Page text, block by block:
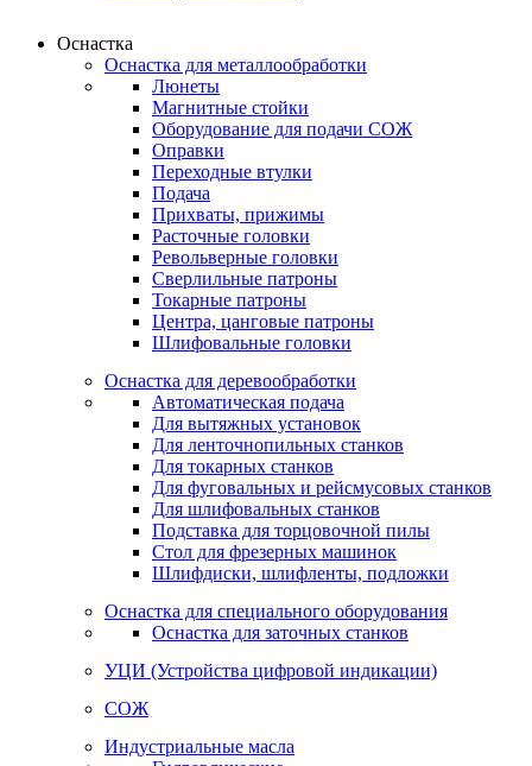
Оснастка
Оснастка для металлообработки
Люнеты
Магнитные стойки
Оборудование для подачи СОЖ
Оправки
Переходные втулки
Подача
Прихваты, прижимы
Расточные головки
Револьверные головки
Сверлильные патроны
Токарные патроны
Центра, цанговые патроны
Шлифовальные головки
Оснастка для деревообработки
Автоматическая подача
Для вытяжных установок
Для ленточнопильных станков
Для токарных станков
Для фуговальных и рейсмусовых станков
Для шлифовальных станков
Подставка для торцовочной пилы
Стол для фрезерных машинок
Шлифдиски, шлифленты, подложки
Оснастка для специального оборудования
Оснастка для заточных станков
УЦИ (Устройства цифровой индикации)
СОЖ
Индустриальные масла